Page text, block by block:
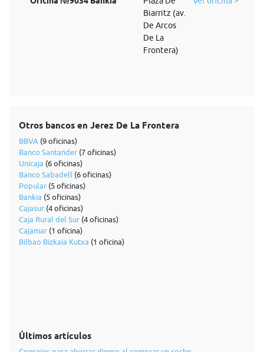
Biarritz (av.
De Arcos
De La
Frontera)
Otros bancos en Jerez De La Frontera
BBVA (9 oficinas)
Banco Santander (7 oficinas)
Unicaja (6 oficinas)
Banco Sabadell (6 oficinas)
Popular (5 oficinas)
Bankia (5 oficinas)
Cajasur (4 oficinas)
Caja Rural del Sur (4 oficinas)
Cajamar (1 oficina)
Bilbao Bizkaia Kutxa (1 oficina)
Últimos artículos